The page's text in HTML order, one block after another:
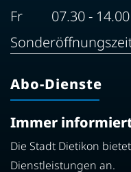
Fr
07.30 - 14.00
Abo-Dienste
Immer
Die Stadt Dietikon
Dienstleistungen an.